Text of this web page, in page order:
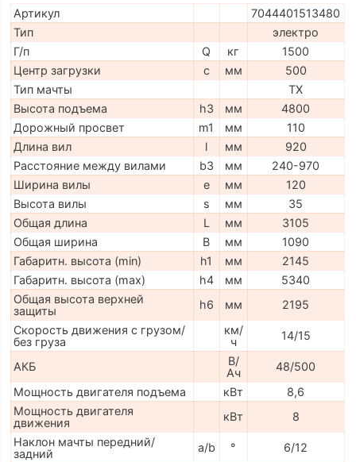
Артикул
7044401513480
Тип
электро
Г/п
Q кг
1500
Центр загрузки
c мм
500
Тип мачты
TX
Высота подъема
h3 мм
4800
Дорожный просвет
m1 мм
110
Длина вил
l мм
920
Расстояние между вилами
b3 мм
240-970
Ширина вилы
e мм
120
Высота вилы
s мм
35
Общая длина
L мм
3105
Общая ширина
B мм
1090
Габаритн. высота (min)
h1 мм
2145
Габаритн. высота (max)
h4 мм
5340
Общая высота верхней
защиты
h6 мм
2195
Скорость движения с грузом/
без груза
км/
ч
14/15
АКБ
В/
Ач
48/500
Мощность двигателя подъема
кВт
8,6
Мощность двигателя
движения
кВт
8
Наклон мачты передний/
задний
a/b °
6/12